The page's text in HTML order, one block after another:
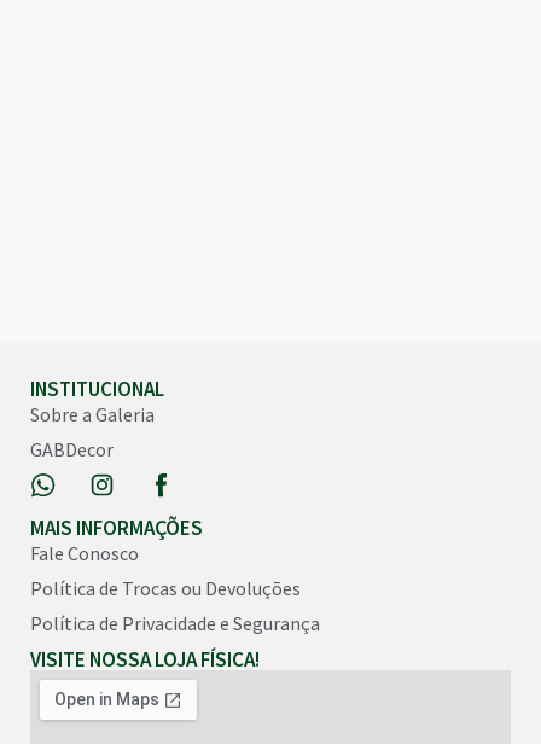
INSTITUCIONAL
Sobre a Galeria
GABDecor
MAIS INFORMAÇÕES
Fale Conosco
Política de Trocas ou Devoluções
Política de Privacidade e Segurança
VISITE NOSSA LOJA FÍSICA!